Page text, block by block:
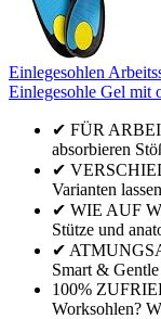
Einlegesohlen
Einlegesohle Gel mit
✔ FÜR
absorbieren
✔
Varianten
✔ WIE AUF
Stütze und
✔
Smart &
100%
Worksohlen?